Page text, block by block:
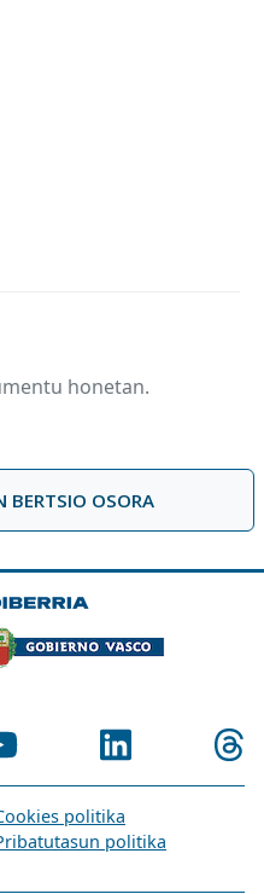
honetan.
BERTSIO OSORA
politika
politika